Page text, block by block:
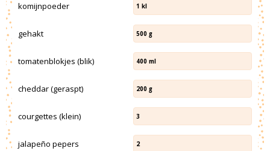
komijnpoeder 1 kl
gehakt 500 g
tomatenblokjes (blik) 400 ml
cheddar (geraspt) 200 g
courgettes (klein) 3
jalapeño pepers 2